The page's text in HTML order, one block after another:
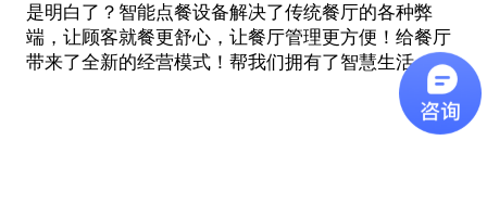
是明白了？ 智能点餐设备解决了传统餐厅的各种弊
端，让顾客就餐更舒心，让餐厅管理更方便！给餐厅
带来了全新的经营模式！帮我们拥有了智慧生活。